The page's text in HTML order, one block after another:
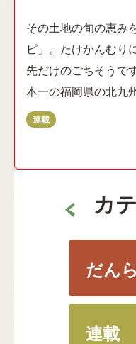
その土地の旬の恵み
ピ」。たけかんむり
先だけのごちそうで
本一の福岡県の北九
カ
だん
連載